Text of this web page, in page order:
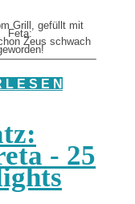
Grill, gefüllt mit
Feta:
Zeus schwach
L E S E N
- 25